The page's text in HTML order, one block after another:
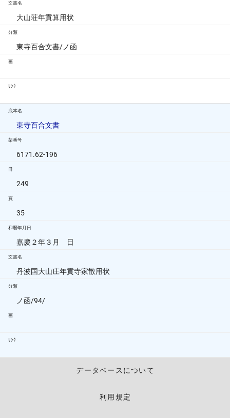
文書名
大山荘年貢算用状
分類
東寺百合文書/ノ函
画
ﾘﾝｸ
底本名
東寺百合文書
架番号
6171.62-196
冊
249
頁
35
和暦年月日
嘉慶２年３月 日
文書名
丹波国大山庄年貢寺家散用状
分類
ノ函/94/
画
ﾘﾝｸ
データベースについて
利用規定